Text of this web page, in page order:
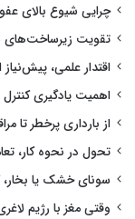
چرایی شیوع بالای
تقویت زیرساخت‌های
اقتدار علمی،
اهمیت یادگیری کنترل
از بارداری پرخطر تا
تحول در نحوه کار،
سونای خشک یا
وقتی مغز با رژیم